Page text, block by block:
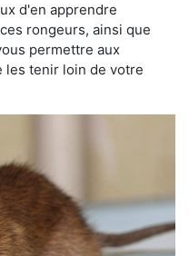
d'en apprendre
rongeurs, ainsi que
permettre aux
les tenir loin de votre